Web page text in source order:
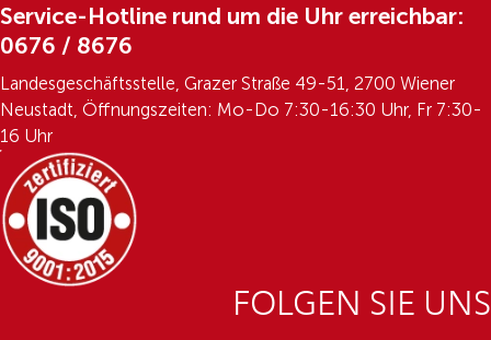
Service-Hotline rund um die Uhr erreichbar:
0676 / 8676
Landesgeschäftsstelle, Grazer Straße 49-51, 2700 Wiener
Neustadt, Öffnungszeiten: Mo-Do 7:30-16:30 Uhr, Fr 7:30-
16 Uhr
FOLGEN SIE UNS